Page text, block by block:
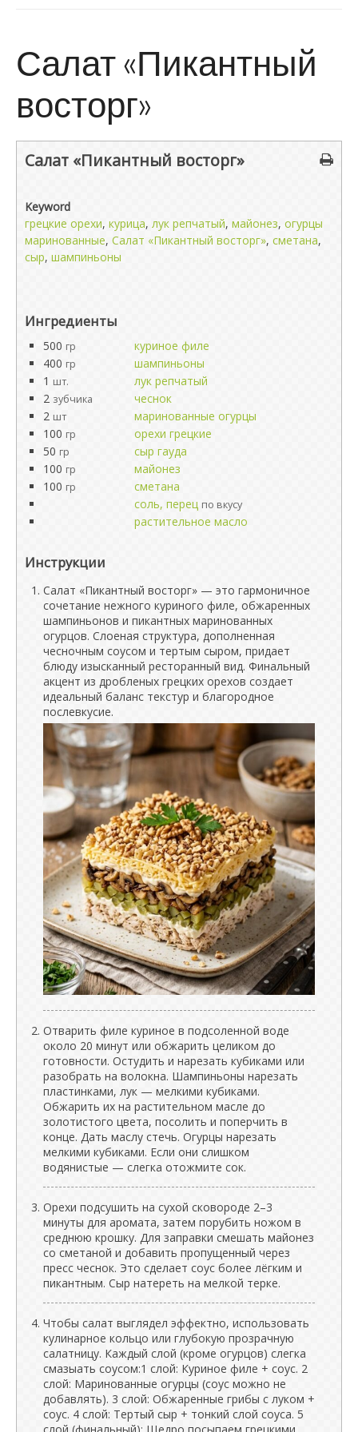
Салат «Пикантный
восторг»
Салат «Пикантный восторг»
Keyword
грецкие орехи, курица, лук репчатый, майонез, огурцы
маринованные, Салат «Пикантный восторг», сметана,
сыр, шампиньоны
Ингредиенты
500 гр
куриное филе
400 гр
шампиньоны
1 шт.
лук репчатый
2 зубчика
чеснок
2 шт
маринованные огурцы
100 гр
орехи грецкие
50 гр
сыр гауда
100 гр
майонез
100 гр
сметана
соль, перец по вкусу
растительное масло
Инструкции
Салат «Пикантный восторг» — это гармоничное
сочетание нежного куриного филе, обжаренных
шампиньонов и пикантных маринованных
огурцов. Слоеная структура, дополненная
чесночным соусом и тертым сыром, придает
блюду изысканный ресторанный вид. Финальный
акцент из дробленых грецких орехов создает
идеальный баланс текстур и благородное
послевкусие.
Отварить филе куриное в подсоленной воде
около 20 минут или обжарить целиком до
готовности. Остудить и нарезать кубиками или
разобрать на волокна. Шампиньоны нарезать
пластинками, лук — мелкими кубиками.
Обжарить их на растительном масле до
золотистого цвета, посолить и поперчить в
конце. Дать маслу стечь. Огурцы нарезать
мелкими кубиками. Если они слишком
водянистые — слегка отожмите сок.
Орехи подсушить на сухой сковороде 2–3
минуты для аромата, затем порубить ножом в
среднюю крошку. Для заправки смешать майонез
со сметаной и добавить пропущенный через
пресс чеснок. Это сделает соус более лёгким и
пикантным. Сыр натереть на мелкой терке.
Чтобы салат выглядел эффектно, использовать
кулинарное кольцо или глубокую прозрачную
салатницу. Каждый слой (кроме огурцов) слегка
смазыать соусом:1 слой: Куриное филе + соус. 2
слой: Маринованные огурцы (соус можно не
добавлять). 3 слой: Обжаренные грибы с луком +
соус. 4 слой: Тертый сыр + тонкий слой соуса. 5